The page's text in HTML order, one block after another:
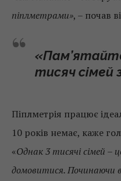
піплметрами», – почав
тисяч сімей
Піплметрія працює
10 років немає, каже
«Однак 3 тисячі сімей –
домовитися. Починаючи